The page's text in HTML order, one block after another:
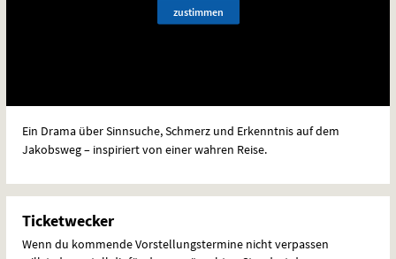
zustimmen
Ein Drama über Sinnsuche, Schmerz und Erkenntnis auf dem
Jakobsweg – inspiriert von einer wahren Reise.
Ticketwecker
Wenn du kommende Vorstellungstermine nicht verpassen